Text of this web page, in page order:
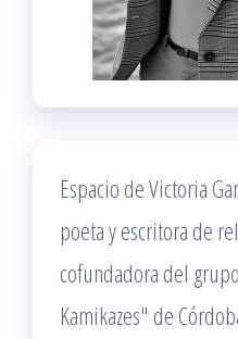
Espacio de Victoria
poeta y escritora de
cofundadora del
Kamikazes" de